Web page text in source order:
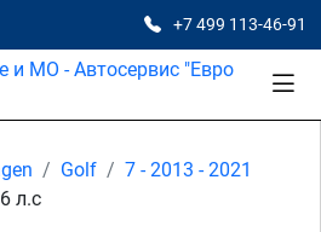
+7 499 113-46-91
Golf
7 - 2013 - 2021
л.с